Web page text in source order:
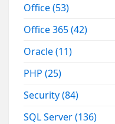
Office(53)
Office 365(42)
Oracle(11)
PHP(25)
Security(84)
SQL Server(136)